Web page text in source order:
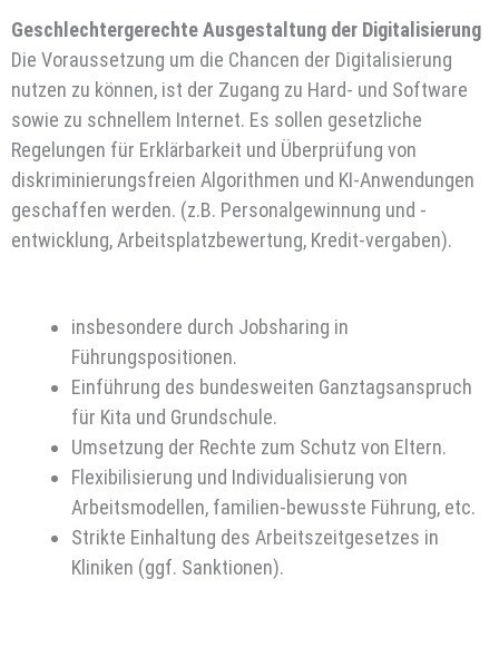
Geschlechtergerechte Ausgestaltung der Digitalisierung
Die Voraussetzung um die Chancen der Digitalisierung
nutzen zu können, ist der Zugang zu Hard- und Software
sowie zu schnellem Internet. Es sollen gesetzliche
Regelungen für Erklärbarkeit und Überprüfung von
diskriminierungsfreien Algorithmen und KI-Anwendungen
geschaffen werden. (z.B. Personalgewinnung und -
entwicklung, Arbeitsplatzbewertung, Kredit-vergaben).
insbesondere durch Jobsharing in
Führungspositionen.
Einführung des bundesweiten Ganztagsanspruch
für Kita und Grundschule.
Umsetzung der Rechte zum Schutz von Eltern.
Flexibilisierung und Individualisierung von
Arbeitsmodellen, familien-bewusste Führung, etc.
Strikte Einhaltung des Arbeitszeitgesetzes in
Kliniken (ggf. Sanktionen).